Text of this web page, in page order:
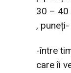
30 – 40
,
-între
care îi